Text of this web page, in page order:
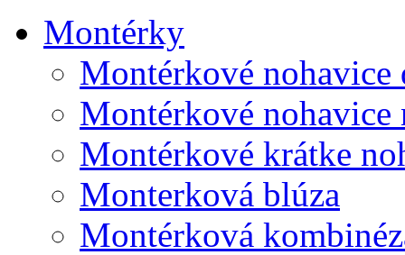
Montérky
Montérkové nohavice
Montérkové nohavice
Montérkové krátke
Monterková blúza
Montérková